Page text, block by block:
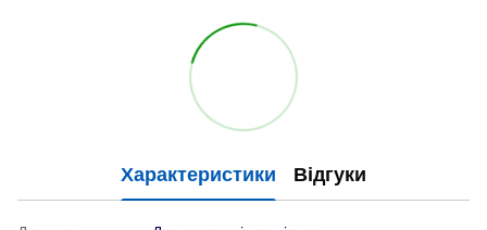
Характеристики Відгуки